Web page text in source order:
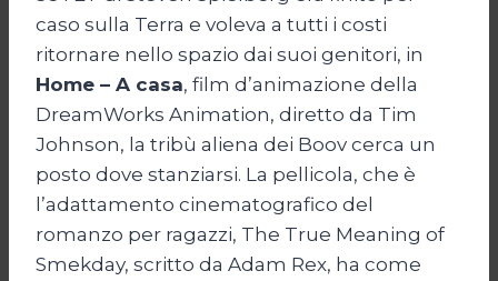
caso sulla Terra e voleva a tutti i costi
ritornare nello spazio dai suoi genitori, in
Home – A casa, film d’animazione della
DreamWorks Animation, diretto da Tim
Johnson, la tribù aliena dei Boov cerca un
posto dove stanziarsi. La pellicola, che è
l’adattamento cinematografico del
romanzo per ragazzi, The True Meaning of
Smekday, scritto da Adam Rex, ha come